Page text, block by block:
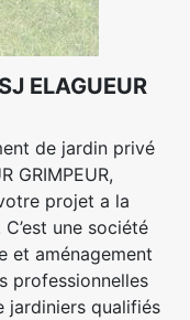
ELAGUEUR
de jardin privé
GRIMPEUR,
projet a la
C’est une société
et aménagement
professionnelles
jardiniers qualifiés